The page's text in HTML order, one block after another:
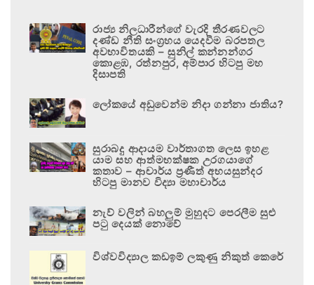
රාජ්‍ය නිලධාරීන්ගේ වැරදි තීරණවලට
දණ්ඩ නීති සංග්‍රහය යෙදවීම බරපතල
අවභාවිතයකි – සුනිල් කන්නන්ගර
කොළඹ, රත්නපුර, අම්පාර හිටපු මහ
දිසාපති
ලෝකයේ අඩුවෙන්ම නිදා ගන්නා ජාතිය?
සුරාබදු ආදායම වාර්තාගත ලෙස ඉහළ
යාම සහ ආත්මභක්ෂක උරගයාගේ
කතාව – ආචාර්ය ප්‍රණීත් අභයසුන්දර
හිටපු මානව විද්‍යා මහාචාර්ය
නැව් වලින් බහලුම් මුහුදට පෙරලීම සුළු
පටු දෙයක් නොවේ
විශ්වවිද්‍යාල කඩඉම් ලකුණු නිකුත් කෙරේ